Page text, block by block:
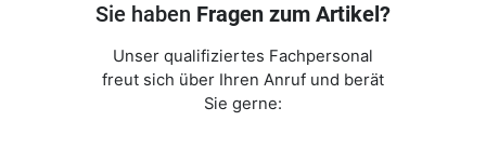
Sie haben Fragen zum Artikel?
Unser qualifiziertes Fachpersonal
freut sich über Ihren Anruf und berät
Sie gerne: